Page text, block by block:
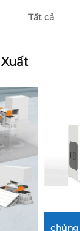
Tất cả
chủng